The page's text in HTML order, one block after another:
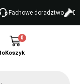
Fachowe doradztwo
0